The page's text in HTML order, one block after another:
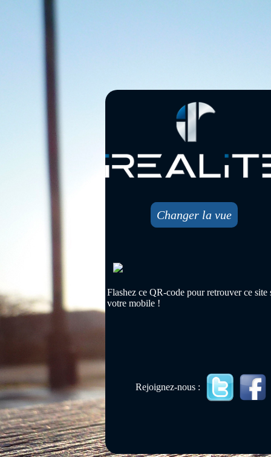
Changer la vue
Flashez ce QR-code pour retrouver ce site
votre mobile !
Rejoignez-nous :